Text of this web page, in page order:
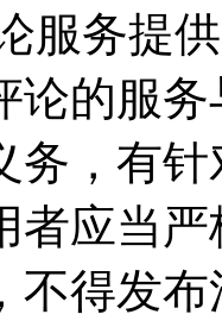
服务提
论的服
务，有
者应当
不得发